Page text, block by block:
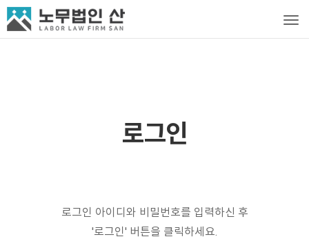
로그인
로그인 아이디와 비밀번호를 입력하신 후
'로그인' 버튼을 클릭하세요.